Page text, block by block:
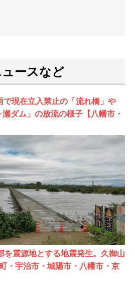
ースなど
で現在立入禁止の「流れ橋」や
瀬ダム」の放流の様子【八幡市・
を震源地とする地震発生。久御山
・宇治市・城陽市・八幡市・京